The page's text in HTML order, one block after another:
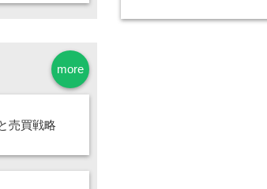
more
売買戦略